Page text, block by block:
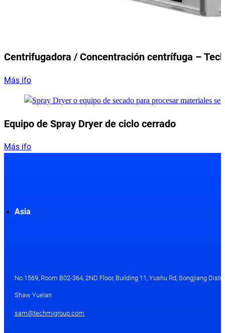
Centrifugadora / Concentración centrífuga –
Más ifo
Equipo de Spray Dryer de ciclo cerrado
Más ifo
Asia
No.1569, Room B02-364, 2ND Floor, Building 11, Yushu Rd, Songjiang
Shaw Yuelan
sam@techmigroup.com